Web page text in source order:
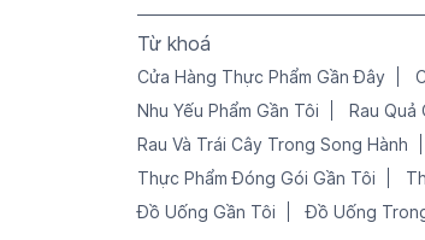
Từ khoá
Cửa Hàng Thực Phẩm Gần Đây
Nhu Yếu Phẩm Gần Tôi
Rau Quả
Rau Và Trái Cây Trong Song Hành
Thực Phẩm Đóng Gói Gần Tôi
Đồ Uống Gần Tôi
Đồ Uống